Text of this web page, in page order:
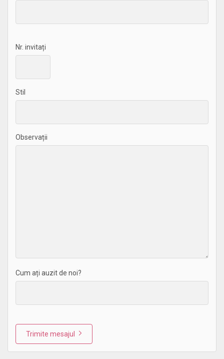
Nr. invitați
Stil
Observații
Cum ați auzit de noi?
Trimite mesajul